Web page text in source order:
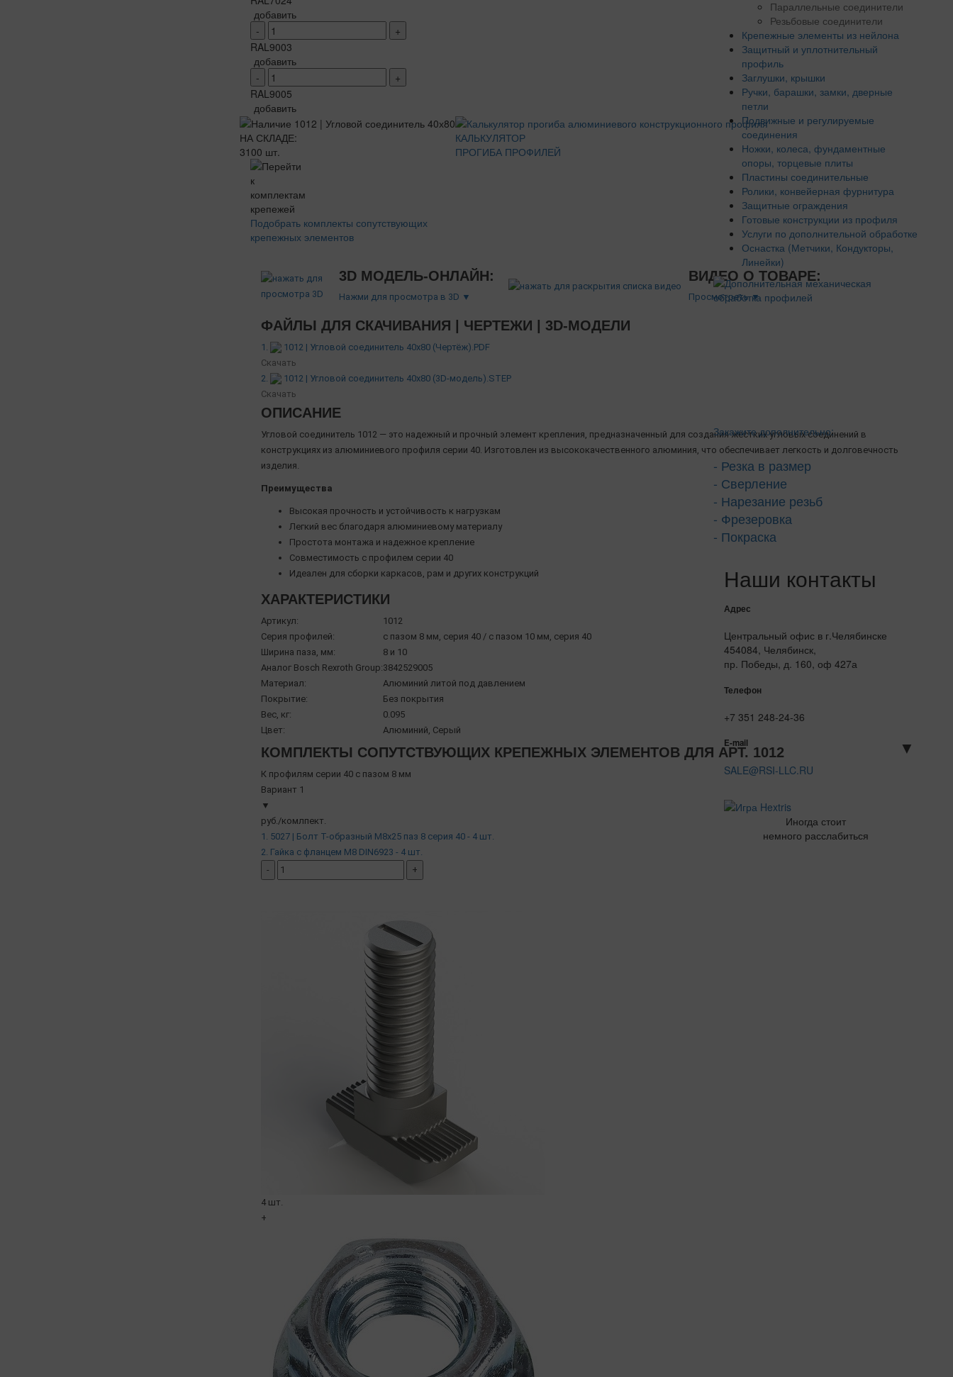
добавить
-
+
RAL9003
добавить
-
+
RAL9005
добавить
НА СКЛАДЕ:
3100 шт.
КАЛЬКУЛЯТОР
ПРОГИБА ПРОФИЛЕЙ
Подобрать комплекты сопутствующих
крепежных элементов
3D МОДЕЛЬ-ОНЛАЙН:
Нажми для просмотра в 3D ▼
ВИДЕО О ТОВАРЕ:
Просмотреть ▼
ФАЙЛЫ ДЛЯ СКАЧИВАНИЯ | ЧЕРТЕЖИ | 3D-МОДЕЛИ
1.
1012 | Угловой соединитель 40х80 (Чертёж).PDF
Скачать
2.
1012 | Угловой соединитель 40х80 (3D-модель).STEP
Скачать
ОПИСАНИЕ
Угловой соединитель 1012 — это надежный и прочный элемент крепления, предназначенный для создания жестких угловых соединений в
конструкциях из алюминиевого профиля серии 40. Изготовлен из высококачественного алюминия, что обеспечивает легкость и долговечность
изделия.
Преимущества
Высокая прочность и устойчивость к нагрузкам
Легкий вес благодаря алюминиевому материалу
Простота монтажа и надежное крепление
Совместимость с профилем серии 40
Идеален для сборки каркасов, рам и других конструкций
ХАРАКТЕРИСТИКИ
Артикул:
1012
Серия профилей:
с пазом 8 мм, серия 40 / с пазом 10 мм, серия 40
Ширина паза, мм:
8 и 10
Аналог Bosch Rexroth Group:3842529005
Материал:
Алюминий литой под давлением
Покрытие:
Без покрытия
Вес, кг:
0.095
Цвет:
Алюминий, Серый
КОМПЛЕКТЫ СОПУТСТВУЮЩИХ КРЕПЕЖНЫХ ЭЛЕМЕНТОВ ДЛЯ АРТ. 1012 ▼
К профилям серии 40 с пазом 8 мм
Вариант 1
▼
руб./комлпект.
1. 5027 | Болт Т-образный М8х25 паз 8 серия 40 - 4 шт.
2. Гайка с фланцем М8 DIN6923 - 4 шт.
-
+
4 шт.
+
Параллельные соединители
Резьбовые соединители
Крепежные элементы из нейлона
Защитный и уплотнительный
профиль
Заглушки, крышки
Ручки, барашки, замки, дверные
петли
Подвижные и регулируемые
соединения
Ножки, колеса, фундаментные
опоры, торцевые плиты
Пластины соединительные
Ролики, конвейерная фурнитура
Защитные ограждения
Готовые конструкции из профиля
Услуги по дополнительной обработке
Оснастка (Метчики, Кондукторы,
Линейки)
Закажите дополнительно:
- Резка в размер
- Сверление
- Нарезание резьб
- Фрезеровка
- Покраска
Наши контакты
Адрес
Центральный офис в г.Челябинске
454084, Челябинск,
пр. Победы, д. 160, оф 427а
Телефон
+7 351 248-24-36
E-mail
SALE@RSI-LLC.RU
Иногда стоит
немного расслабиться